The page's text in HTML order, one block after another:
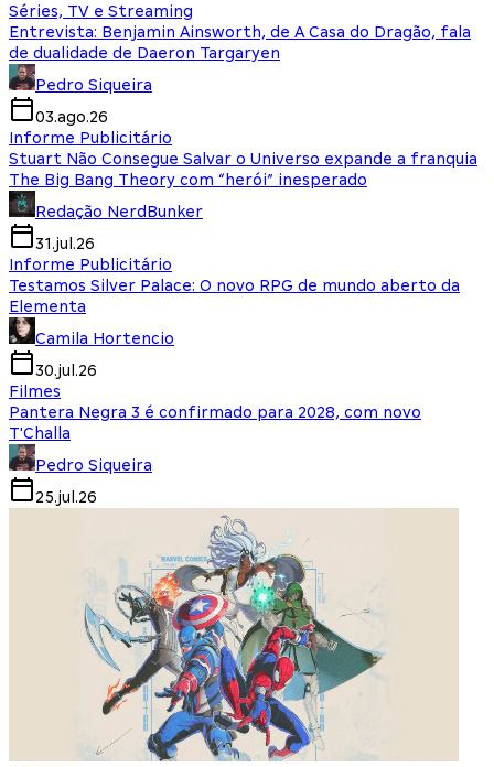
Séries, TV e Streaming
Entrevista: Benjamin Ainsworth, de A Casa do Dragão, fala
de dualidade de Daeron Targaryen
Pedro Siqueira
03.ago.26
Informe Publicitário
Stuart Não Consegue Salvar o Universo expande a franquia
The Big Bang Theory com “herói” inesperado
Redação NerdBunker
31.jul.26
Informe Publicitário
Testamos Silver Palace: O novo RPG de mundo aberto da
Elementa
Camila Hortencio
30.jul.26
Filmes
Pantera Negra 3 é confirmado para 2028, com novo
T'Challa
Pedro Siqueira
25.jul.26